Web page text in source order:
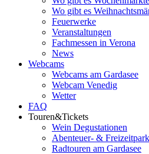
Wo gibt es
Feuerwerke
Veranstaltungen
Fachmessen in Verona
News
Webcams
Webcams am Gardasee
Webcam Venedig
Wetter
FAQ
Touren&Tickets
Wein Degustationen
Abenteuer- &
Radtouren am Gardasee